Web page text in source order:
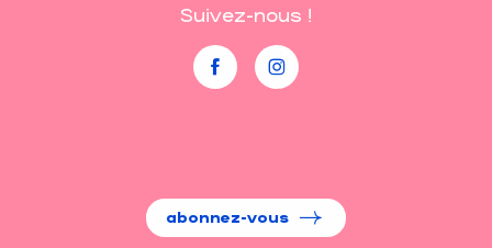
Suivez-nous !
abonnez-vous